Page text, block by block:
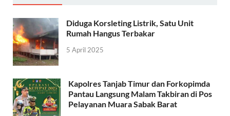
Diduga Korsleting Listrik, Satu Unit
Rumah Hangus Terbakar
5 April 2025
Kapolres Tanjab Timur dan Forkopimda
Pantau Langsung Malam Takbiran di Pos
Pelayanan Muara Sabak Barat